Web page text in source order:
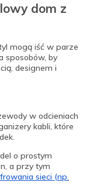
dom z
mogą iść w parze
sposobów, by
designem i
w odcieniach
kabli, które
o prostym
a przy tym
sieci (np.